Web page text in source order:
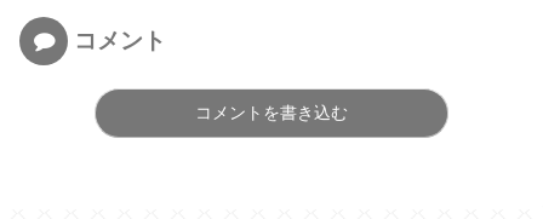
コメント
コメントを書き込む